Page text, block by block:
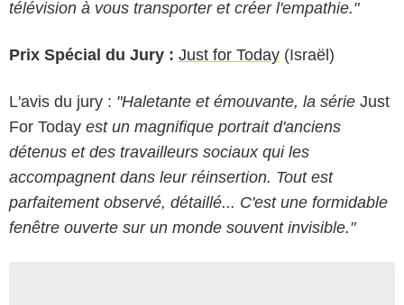
télévision à vous transporter et créer l'empathie."
Prix Spécial du Jury : Just for Today (Israël)
L'avis du jury : "Haletante et émouvante, la série Just
For Today est un magnifique portrait d'anciens
détenus et des travailleurs sociaux qui les
accompagnent dans leur réinsertion. Tout est
parfaitement observé, détaillé... C'est une formidable
fenêtre ouverte sur un monde souvent invisible."